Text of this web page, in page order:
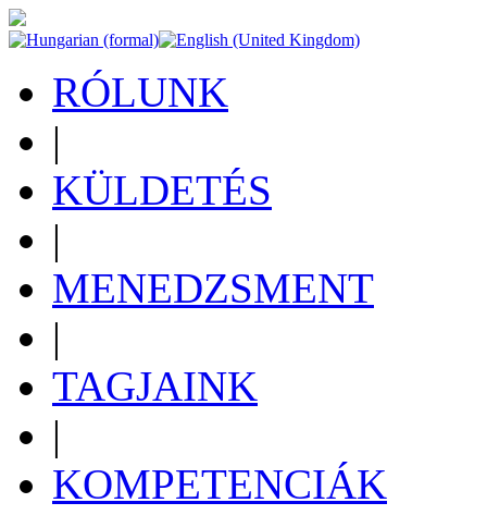
RÓLUNK
|
KÜLDETÉS
|
MENEDZSMENT
|
TAGJAINK
|
KOMPETENCIÁK